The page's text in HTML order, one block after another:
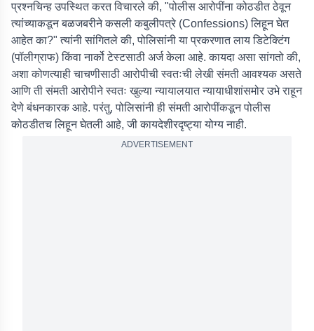
प्रश्नचिन्ह उपस्थित करत विचारले की, "पोलीस आरोपींना कोठडीत ठेवून
त्यांच्याकडून बळजबरीने कसली कबुलीपत्रे (Confessions) लिहून घेत
आहेत का?" त्यांनी सांगितले की, पोलिसांनी या प्रकरणात लाय डिटेक्टिंग
(पॉलीग्राफ) किंवा नार्को टेस्टसाठी अर्ज केला आहे. कायदा असा सांगतो की,
अशा कोणत्याही चाचणीसाठी आरोपीची स्वतःची लेखी संमती आवश्यक असते
आणि ती संमती आरोपीने स्वतः खुल्या न्यायालयात न्यायाधीशांसमोर उभे राहून
देणे बंधनकारक आहे. परंतु, पोलिसांनी ही संमती आरोपींकडून पोलीस
कोठडीतच लिहून घेतली आहे, जी कायदेशीरदृष्ट्या योग्य नाही.
ADVERTISEMENT